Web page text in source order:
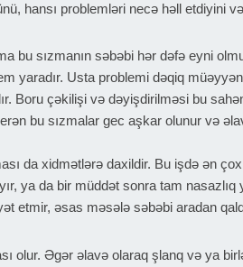
hansı problemləri necə həll etdiyini
bu sızmanın səbəbi hər dəfə eyni
yaradır. Usta problemi dəqiq
Boru çəkilişi və dəyişdirilməsi bu
bu sızmalar gec aşkar olunur və
da xidmətlərə daxildir. Bu işdə ən
ya da bir müddət sonra tam
etmir, əsas məsələ səbəbi aradan
olur. Əgər əlavə olaraq şlanq və ya